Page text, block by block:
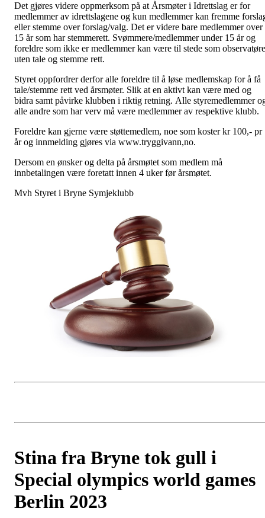
Det gjøres videre oppmerksom på at Årsmøter i Idrettslag er for
medlemmer av idrettslagene og kun medlemmer kan fremme
eller stemme over forslag/valg. Det er videre bare medlemmer over
15 år som har stemmerett. Svømmere/medlemmer under 15 år og
foreldre som ikke er medlemmer kan være til stede som
uten tale og stemme rett.
Styret oppfordrer derfor alle foreldre til å løse medlemskap for å få
tale/stemme rett ved årsmøter. Slik at en aktivt kan være med og
bidra samt påvirke klubben i riktig retning. Alle styremedlemmer
alle andre som har verv må være medlemmer av respektive klubb.
Foreldre kan gjerne være støttemedlem, noe som koster kr 100,- pr
år og innmelding gjøres via www.tryggivann,no.
Dersom en ønsker og delta på årsmøtet som medlem må
innbetalingen være foretatt innen 4 uker før årsmøtet.
Mvh Styret i Bryne Symjeklubb
Stina fra Bryne tok gull i
Special olympics world games
Berlin 2023